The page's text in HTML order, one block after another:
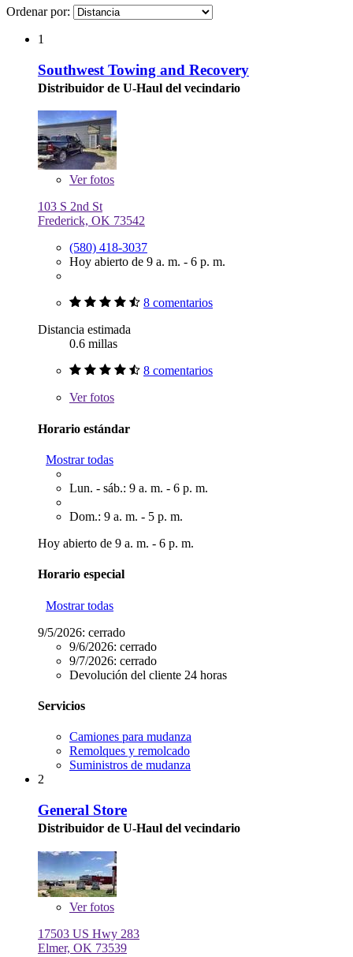
Ordenar por:
1
Southwest Towing and Recovery
Distribuidor de U-Haul del vecindario
Verfotos
103 S 2nd St
Frederick, OK 73542
(580) 418-3037
Hoy abierto de 9 a. m. - 6 p. m.
8 comentarios
Distancia estimada
0.6 millas
8 comentarios
Verfotos
Horario estándar
Mostrar todas
Lun. - sáb.: 9 a. m. - 6 p. m.
Dom.: 9 a. m. - 5 p. m.
Hoy abierto de 9 a. m. - 6 p. m.
Horario especial
Mostrar todas
9/5/2026: cerrado
9/6/2026: cerrado
9/7/2026: cerrado
Devolución del cliente 24 horas
Servicios
Camiones para mudanza
Remolques y remolcado
Suministros de mudanza
2
General Store
Distribuidor de U-Haul del vecindario
Verfotos
17503 US Hwy 283
Elmer, OK 73539